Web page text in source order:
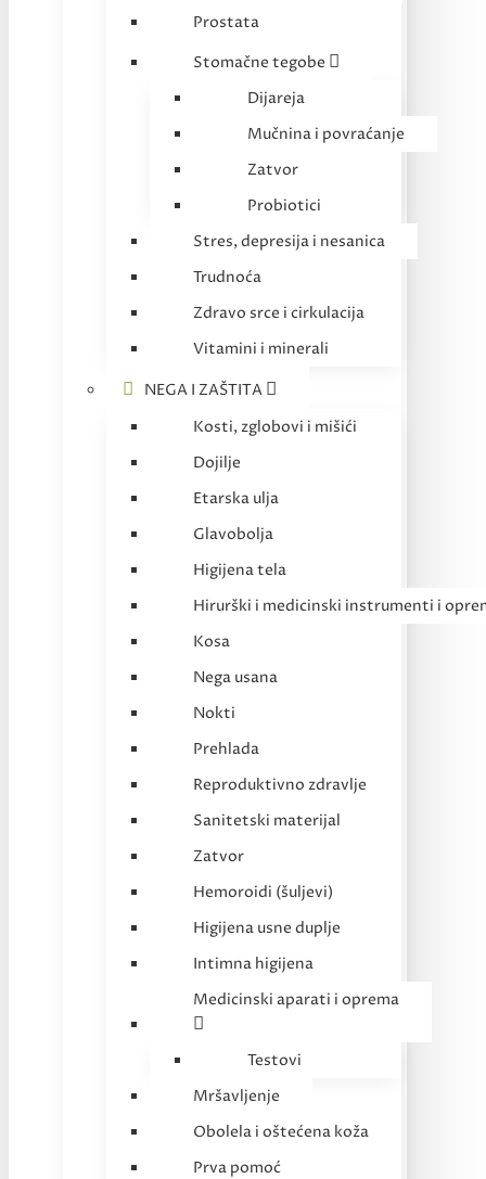
Prostata
Stomačne tegobe
Dijareja
Mučnina i povraćanje
Zatvor
Probiotici
Stres, depresija i nesanica
Trudnoća
Zdravo srce i cirkulacija
Vitamini i minerali
NEGA I ZAŠTITA
Kosti, zglobovi i mišići
Dojilje
Etarska ulja
Glavobolja
Higijena tela
Hirurški i medicinski instrumenti i
Kosa
Nega usana
Nokti
Prehlada
Reproduktivno zdravlje
Sanitetski materijal
Zatvor
Hemoroidi (šuljevi)
Higijena usne duplje
Intimna higijena
Medicinski aparati i oprema
Testovi
Mršavljenje
Obolela i oštećena koža
Prva pomoć